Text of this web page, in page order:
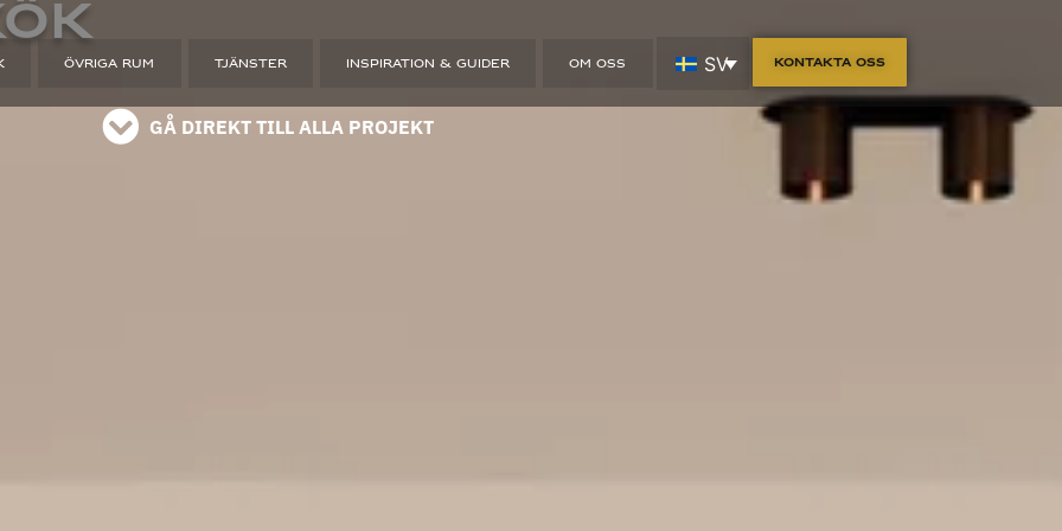
ÖVRIGA RUM TJÄNSTER INSPIRATION & GUIDER OM OSS SV Kontakta oss
GÅ DIREKT TILL ALLA PROJEKT